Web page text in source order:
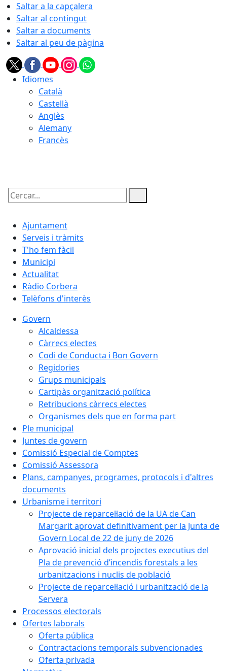
Saltar a la capçalera
Saltar al contingut
Saltar a documents
Saltar al peu de pàgina
Idiomes
Català
Castellà
Anglès
Alemany
Francès
Cercar:
Ajuntament
Serveis i tràmits
T'ho fem fàcil
Municipi
Actualitat
Ràdio Corbera
Telèfons d'interès
Govern
Alcaldessa
Càrrecs electes
Codi de Conducta i Bon Govern
Regidories
Grups municipals
Cartipàs organització política
Retribucions càrrecs electes
Organismes dels que en forma part
Ple municipal
Juntes de govern
Comissió Especial de Comptes
Comissió Assessora
Plans, campanyes, programes, protocols i d'altres
documents
Urbanisme i territori
Projecte de reparcel·lació de la UA de Can
Margarit aprovat definitivament per la Junta de
Govern Local de 22 de juny de 2026
Aprovació inicial dels projectes executius del
Pla de prevenció d’incendis forestals a les
urbanitzacions i nuclis de població
Projecte de reparcel·lació i urbanització de la
Servera
Processos electorals
Ofertes laborals
Oferta pública
Contractacions temporals subvencionades
Oferta privada